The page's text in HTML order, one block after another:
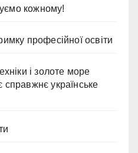
кожному!
професійної освіти
і золоте море
українське